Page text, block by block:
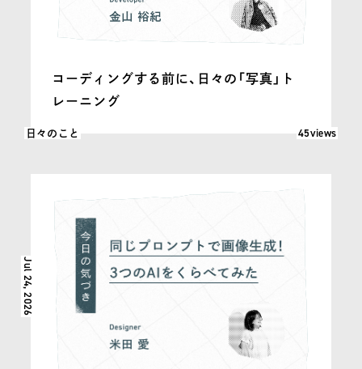
コーディングする前に、日々の「写真」ト
レーニング
日々のこと 閲覧数: 45
45views
Jul 24, 2026